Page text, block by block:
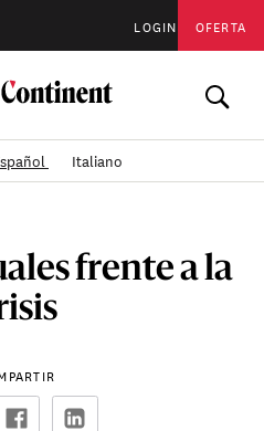
LOGIN OFERTA
Italiano
frente a la